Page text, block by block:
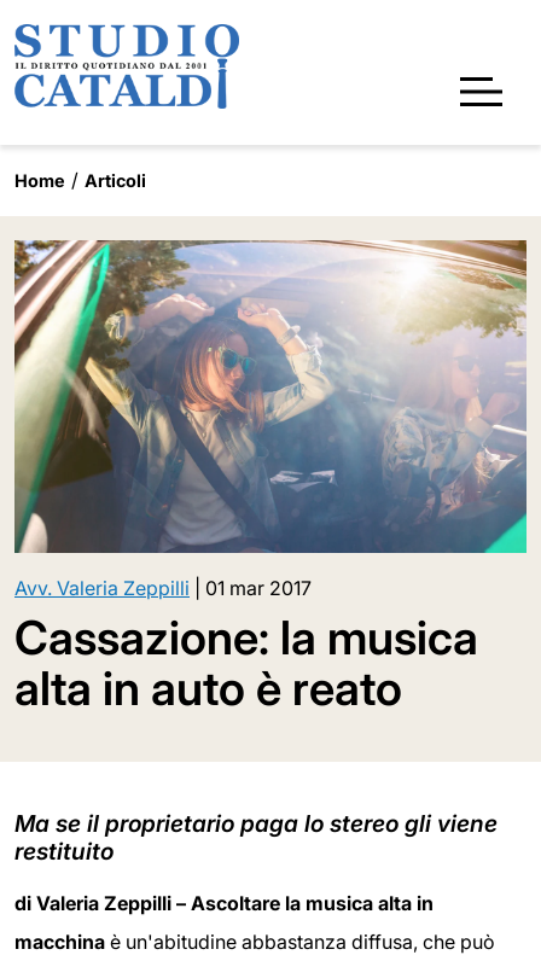
Home Articoli
Avv. Valeria Zeppilli 01 mar 2017
Cassazione: la musica
alta in auto è reato
Ma se il proprietario paga lo stereo gli viene
restituito
di Valeria Zeppilli – Ascoltare la musica alta in
macchina è un'abitudine abbastanza diffusa, che può